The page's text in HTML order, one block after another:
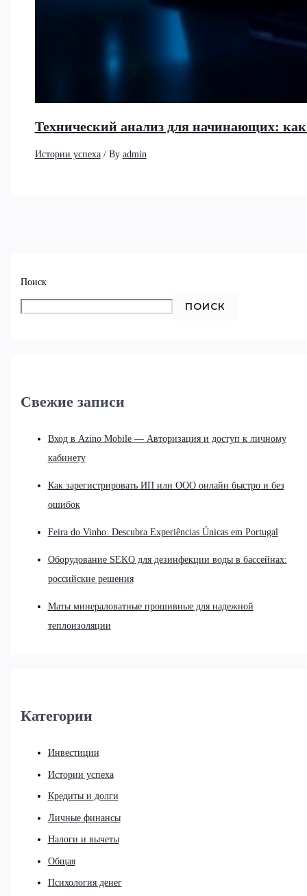
Поиск
ПОИСК
Свежие записи
Вход в Azino Mobile — Авторизация и доступ к личному
кабинету
Как зарегистрировать ИП или ООО онлайн быстро и без
ошибок
Feira do Vinho: Descubra Experiências Únicas em Portugal
Оборудование SEKO для дезинфекции воды в бассейнах:
российские решения
Маты минераловатные прошивные для надежной
теплоизоляции
Категории
Инвестиции
Истории успеха
Кредиты и долги
Личные финансы
Налоги и вычеты
Общая
Психология денег
Технический анализ для начинающих:
Истории успеха/ By admin